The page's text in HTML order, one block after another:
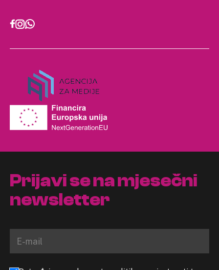
Prijavi se na mjesečni
newsletter